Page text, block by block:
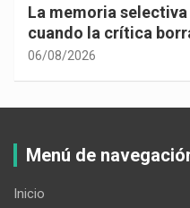
La memoria
cuando la crítica
06/08/2026
Menú de
Inicio